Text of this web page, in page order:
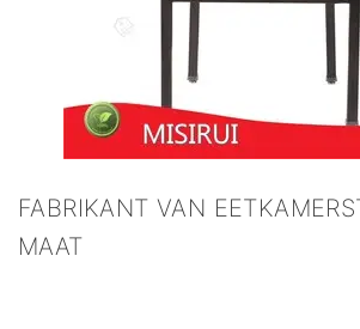
FABRIKANT VAN
MAAT